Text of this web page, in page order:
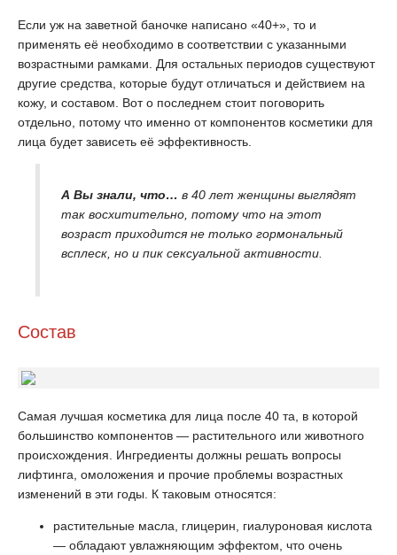
Если уж на заветной баночке написано «40+», то и
применять её необходимо в соответствии с указанными
возрастными рамками. Для остальных периодов существуют
другие средства, которые будут отличаться и действием на
кожу, и составом. Вот о последнем стоит поговорить
отдельно, потому что именно от компонентов косметики для
лица будет зависеть её эффективность.
А Вы знали, что… в 40 лет женщины выглядят
так восхитительно, потому что на этот
возраст приходится не только гормональный
всплеск, но и пик сексуальной активности.
Состав
Самая лучшая косметика для лица после 40 та, в которой
большинство компонентов — растительного или животного
происхождения. Ингредиенты должны решать вопросы
лифтинга, омоложения и прочие проблемы возрастных
изменений в эти годы. К таковым относятся:
растительные масла, глицерин, гиалуроновая кислота
— обладают увлажняющим эффектом, что очень